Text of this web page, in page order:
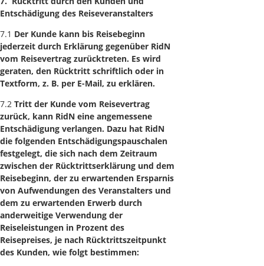
Entschädigung des Reiseveranstalters
7.1 Der Kunde kann bis Reisebeginn
jederzeit durch Erklärung gegenüber RidN
vom Reisevertrag zurücktreten. Es wird
geraten, den Rücktritt schriftlich oder in
Textform, z. B. per E-Mail, zu erklären.
7.2 Tritt der Kunde vom Reisevertrag
zurück, kann RidN eine angemessene
Entschädigung verlangen. Dazu hat RidN
die folgenden Entschädigungspauschalen
festgelegt, die sich nach dem Zeitraum
zwischen der Rücktrittserklärung und dem
Reisebeginn, der zu erwartenden Ersparnis
von Aufwendungen des Veranstalters und
dem zu erwartenden Erwerb durch
anderweitige Verwendung der
Reiseleistungen in Prozent des
Reisepreises, je nach Rücktrittszeitpunkt
des Kunden, wie folgt bestimmen: